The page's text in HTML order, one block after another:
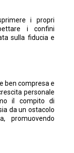
i propri
i confini
sulla fiducia e
ben compresa e
personale
il compito di
da un ostacolo
promuovendo